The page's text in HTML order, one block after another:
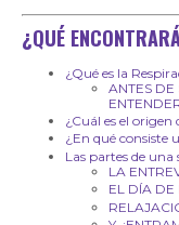
¿QUÉ
¿Qué es la
ANTES
¿Cuál es el
¿En qué consiste
Las partes de una
LA
EL DÍA DE